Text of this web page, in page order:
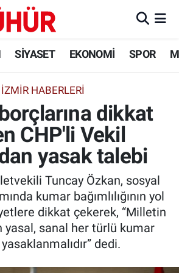
SİYASET EKONOMİ SPOR
İZMIR HABERLERI
dikkat
CHP'li Vekil
yasak talebi
Tuncay Özkan, sosyal
kumar bağımlılığının yol
dikkat çekerek, “Milletin
yasal, sanal her türlü kumar
dedi.
Eczaneler
Haritası
Durumu ve Fikstür